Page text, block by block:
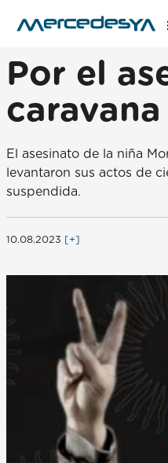
Por el
caravana
El asesinato de la niña
levantaron sus actos de
suspendida.
10.08.2023 [+]